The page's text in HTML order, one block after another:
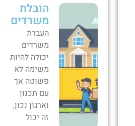
הובלת
משרדים
העברת
משרדים
יכולה להיות
משימה לא
פשוטה אך
עם תכנון
וארגון נכון,
זה יכול